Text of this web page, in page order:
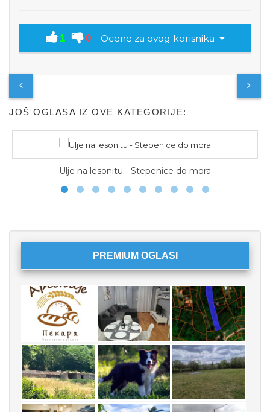
1 0 Ocene za ovog korisnika
JOŠ OGLASA IZ OVE KATEGORIJE:
Ulje na lesonitu - Stepenice do mora
PREMIUM OGLASI